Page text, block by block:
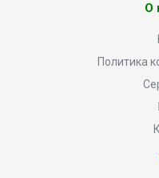
О
Политика